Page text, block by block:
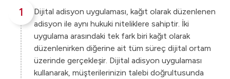
1
Dijital adisyon uygulaması, kağıt olarak düzenlenen
adisyon ile aynı hukuki niteliklere sahiptir. İki
uygulama arasındaki tek fark biri kağıt olarak
düzenlenirken diğerine ait tüm süreç dijital ortam
üzerinde gerçekleşir. Dijital adisyon uygulaması
kullanarak, müşterilerinizin talebi doğrultusunda